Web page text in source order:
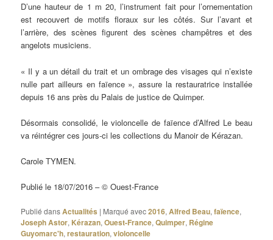
D’une hauteur de 1 m 20, l’instrument fait pour l’ornementation
est recouvert de motifs floraux sur les côtés. Sur l’avant et
l’arrière, des scènes figurent des scènes champêtres et des
angelots musiciens.
« Il y a un détail du trait et un ombrage des visages qui n’existe
nulle part ailleurs en faïence », assure la restauratrice installée
depuis 16 ans près du Palais de justice de Quimper.
Désormais consolidé, le violoncelle de faïence d’Alfred Le beau
va réintégrer ces jours-ci les collections du Manoir de Kérazan.
Carole TYMEN.
Publié le 18/07/2016 – © Ouest-France
Publié dansActualités | Marqué avec2016,Alfred Beau,faïence,
Joseph Astor, Kérazan,Ouest-France,Quimper, Régine
Guyomarc'h,restauration,violoncelle